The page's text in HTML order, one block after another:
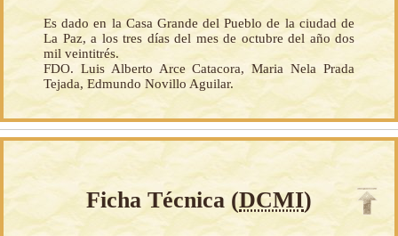
Es dado en la Casa Grande del Pueblo de la ciudad de
La Paz, a los tres días del mes de octubre del año dos
mil veintitrés.
FDO. Luis Alberto Arce Catacora, Maria Nela Prada
Tejada, Edmundo Novillo Aguilar.
Ficha Técnica (DCMI)